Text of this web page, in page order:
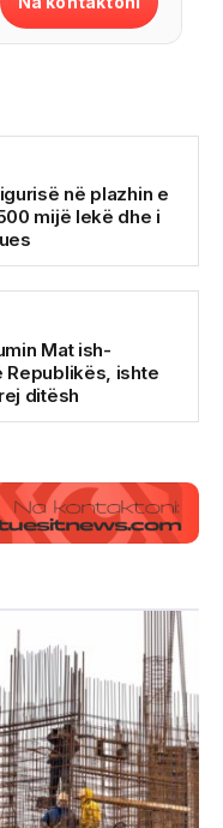
në plazhin e
mijë lekë dhe i
Mat ish-
Republikës, ishte
ditësh